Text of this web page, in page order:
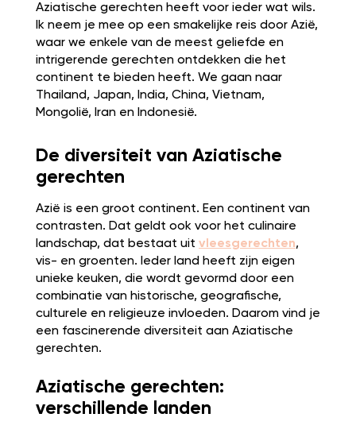
Aziatische gerechten heeft voor ieder wat wils.
Ik neem je mee op een smakelijke reis door Azië,
waar we enkele van de meest geliefde en
intrigerende gerechten ontdekken die het
continent te bieden heeft. We gaan naar
Thailand, Japan, India, China, Vietnam,
Mongolië, Iran en Indonesië.
De diversiteit van Aziatische
gerechten
Azië is een groot continent. Een continent van
contrasten. Dat geldt ook voor het culinaire
landschap, dat bestaat uit vleesgerechten,
vis- en groenten. Ieder land heeft zijn eigen
unieke keuken, die wordt gevormd door een
combinatie van historische, geografische,
culturele en religieuze invloeden. Daarom vind je
een fascinerende diversiteit aan Aziatische
gerechten.
Aziatische gerechten:
verschillende landen